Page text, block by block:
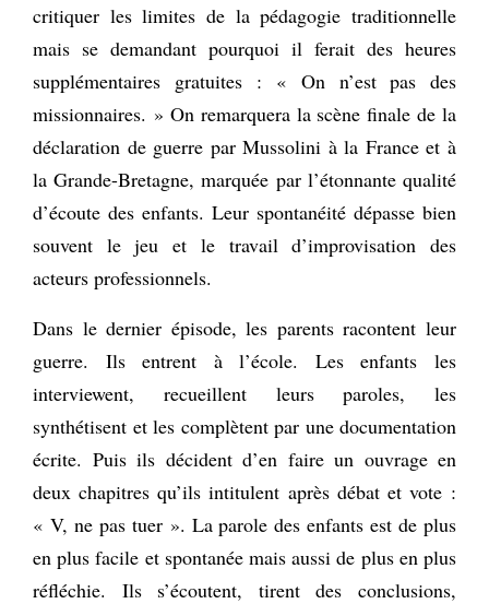
critiquer les limites de la pédagogie traditionnelle
mais se demandant pourquoi il ferait des heures
supplémentaires gratuites : « On n’est pas des
missionnaires. » On remarquera la scène finale de la
déclaration de guerre par Mussolini à la France et à
la Grande-Bretagne, marquée par l’étonnante qualité
d’écoute des enfants. Leur spontanéité dépasse bien
souvent le jeu et le travail d’improvisation des
acteurs professionnels.
Dans le dernier épisode, les parents racontent leur
guerre. Ils entrent à l’école. Les enfants les
interviewent, recueillent leurs paroles, les
synthétisent et les complètent par une documentation
écrite. Puis ils décident d’en faire un ouvrage en
deux chapitres qu’ils intitulent après débat et vote :
« V, ne pas tuer ». La parole des enfants est de plus
en plus facile et spontanée mais aussi de plus en plus
réfléchie. Ils s’écoutent, tirent des conclusions,